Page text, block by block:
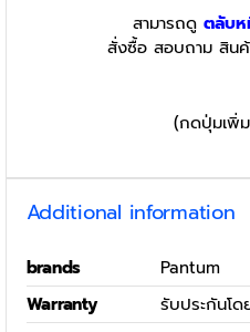
สามารถดู ตลับ
สั่งซื้อ สอบถาม สิน
(กดปุ่มเพิ่
Additional information
brands
Pantum
Warranty
รับประกันโ